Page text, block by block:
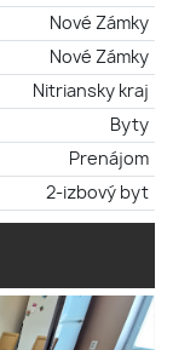
Nové Zámky
Nové Zámky
Nitriansky kraj
Byty
Prenájom
2-izbový byt